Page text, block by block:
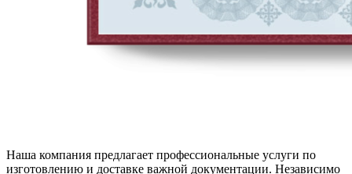
Наша компания предлагает профессиональные услуги по
изготовлению и доставке важной документации. Независимо